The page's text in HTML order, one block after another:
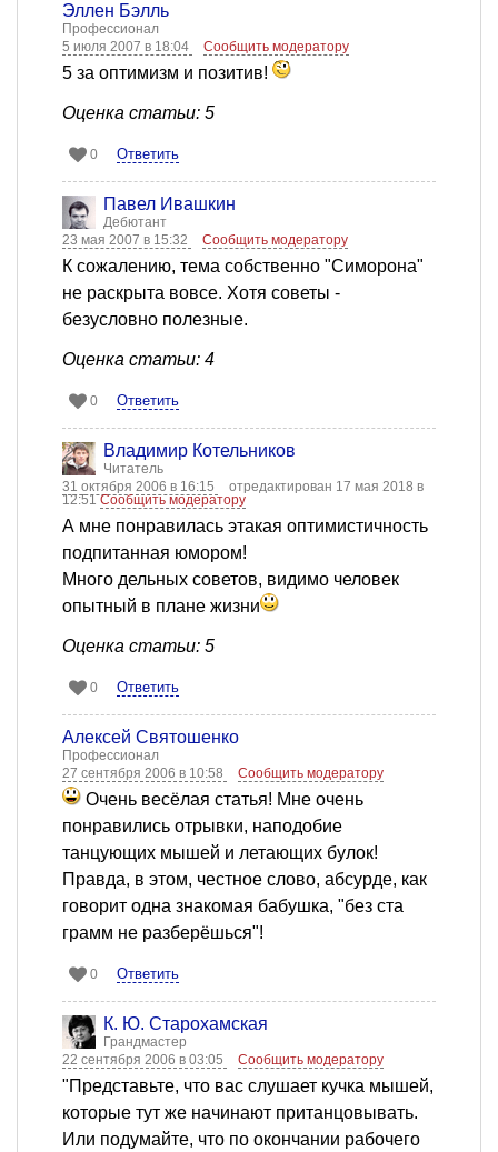
Эллен Бэлль
Профессионал
5 июля 2007 в 18:04
Сообщить модератору
5 за оптимизм и позитив!
Оценка статьи: 5
0 Ответить
Павел Ивашкин
Дебютант
23 мая 2007 в 15:32
Сообщить модератору
К сожалению, тема собственно "Симорона"
не раскрыта вовсе. Хотя советы -
безусловно полезные.
Оценка статьи: 4
0 Ответить
Владимир Котельников
Читатель
31 октября 2006 в 16:15
отредактирован 17 мая 2018 в
12:51Сообщить модератору
А мне понравилась этакая оптимистичность
подпитанная юмором!
Много дельных советов, видимо человек
опытный в плане жизни
Оценка статьи: 5
0 Ответить
Алексей Святошенко
Профессионал
27 сентября 2006 в 10:58
Сообщить модератору
Очень весёлая статья! Мне очень
понравились отрывки, наподобие
танцующих мышей и летающих булок!
Правда, в этом, честное слово, абсурде, как
говорит одна знакомая бабушка, "без ста
грамм не разберёшься"!
0 Ответить
К. Ю. Старохамская
Грандмастер
22 сентября 2006 в 03:05
Сообщить модератору
"Представьте, что вас слушает кучка мышей,
которые тут же начинают пританцовывать.
Или подумайте, что по окончании рабочего